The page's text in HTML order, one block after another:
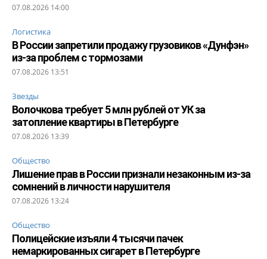
07.08.2026 14:00
Логистика
В России запретили продажу грузовиков «Дунфэн»
из-за проблем с тормозами
07.08.2026 13:51
Звезды
Волочкова требует 5 млн рублей от УК за
затопление квартиры в Петербурге
07.08.2026 13:39
Общество
Лишение прав в России признали незаконным из-за
сомнений в личности нарушителя
07.08.2026 13:24
Общество
Полицейские изъяли 4 тысячи пачек
немаркированных сигарет в Петербурге